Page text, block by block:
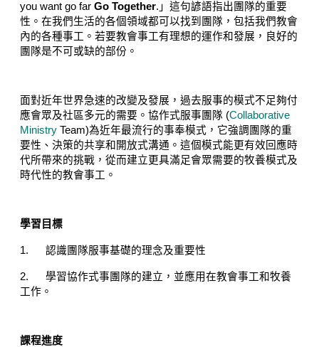
you want go far Go Together. 」這句諺語指出團隊的重要
性。在我們生活的各個領域都可以找到團隊，包括我們教會
內的各種事工。若要教會事工有理想的運作和發展，良好的
團隊是不可或缺的部份。
面對近年世界急速的改變及發展，過去服事的模式不足夠付
應會眾及社區多元的需要。協作式服事團隊 (Collaborative
Ministry Team)為近年最流行的事奉模式，它強調團隊的重
要性、決策的共享和開放式溝通。這個模式能更有效回應時
代所帶來的挑戰，從而建立更具滿足會眾需要的牧養模式及
時代性的教會事工。
學習目標
1. 認識團隊服事基礎的理念及重要性
2. 學習協作式事團隊的建立，並應用在教會事工和牧養
工作。
課程進度